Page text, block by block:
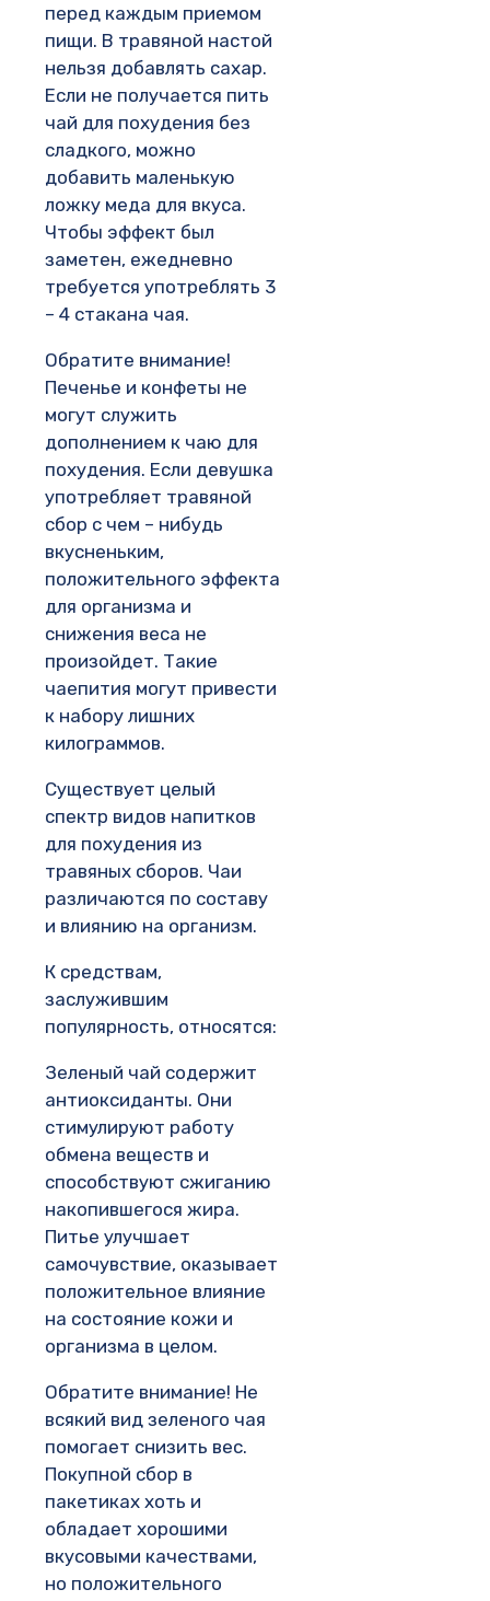
перед каждым приемом
пищи. В травяной настой
нельзя добавлять сахар.
Если не получается пить
чай для похудения без
сладкого, можно
добавить маленькую
ложку меда для вкуса.
Чтобы эффект был
заметен, ежедневно
требуется употреблять 3
– 4 стакана чая.
Обратите внимание!
Печенье и конфеты не
могут служить
дополнением к чаю для
похудения. Если девушка
употребляет травяной
сбор с чем – нибудь
вкусненьким,
положительного эффекта
для организма и
снижения веса не
произойдет. Такие
чаепития могут привести
к набору лишних
килограммов.
Существует целый
спектр видов напитков
для похудения из
травяных сборов. Чаи
различаются по составу
и влиянию на организм.
К средствам,
заслужившим
популярность, относятся:
Зеленый чай содержит
антиоксиданты. Они
стимулируют работу
обмена веществ и
способствуют сжиганию
накопившегося жира.
Питье улучшает
самочувствие, оказывает
положительное влияние
на состояние кожи и
организма в целом.
Обратите внимание! Не
всякий вид зеленого чая
помогает снизить вес.
Покупной сбор в
пакетиках хоть и
обладает хорошими
вкусовыми качествами,
но положительного